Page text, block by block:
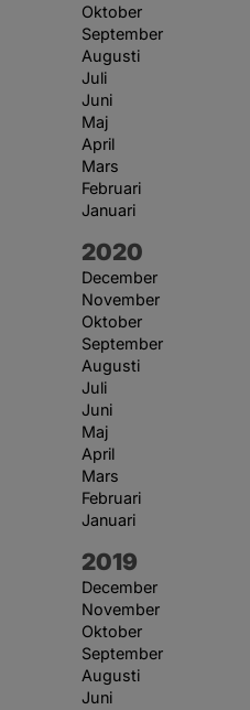
Oktober
September
Augusti
Juli
Juni
Maj
April
Mars
Februari
Januari
År:
2020
December
November
Oktober
September
Augusti
Juli
Juni
Maj
April
Mars
Februari
Januari
År:
2019
December
November
Oktober
September
Augusti
Juni